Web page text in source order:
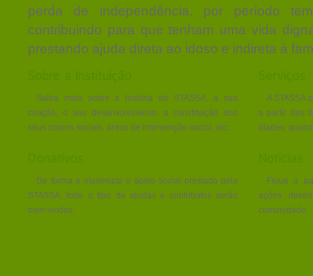
perda de independência, por período
contribuindo para que tenham uma vida
prestando ajuda direta ao idoso e indireta à
Saiba mais sobre a história da STASSA, a sua
criação, o seu desenvolvimento, a constituição dos
seus corpos sociais, áreas de intervenção social, etc.
A STASSA
a partir dos
idades,
De forma a maximizar o apoio social prestado pela
STASSA, todo o tipo de ajudas e contributos serão
bem-vindos.
Fique a
ações
comunidade.